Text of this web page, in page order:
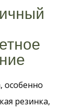
особенно
резинка,